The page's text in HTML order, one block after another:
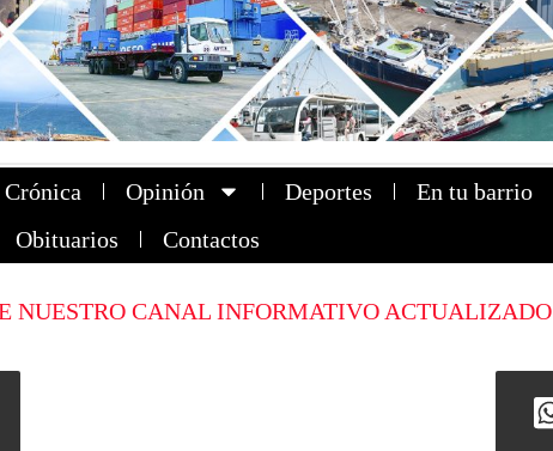
Crónica Opinión Deportes En tu barrio
Obituarios
Contactos
NUESTRO CANAL INFORMATIVO ACTUALIZADO